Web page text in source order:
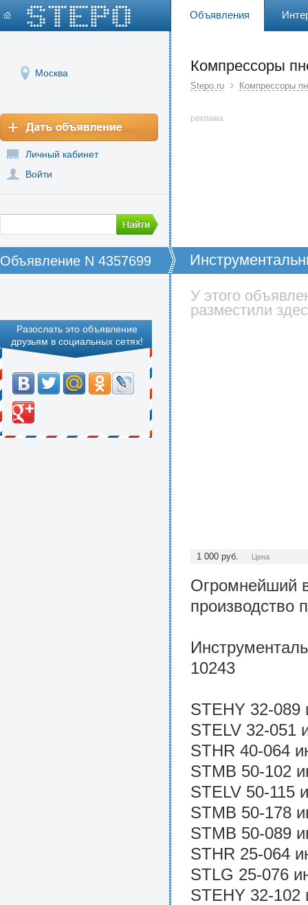
Объявления
Москва
Личный кабинет
Войти
Компрессоры
Stepo.ru Компрессоры
реклама
Объявление N 4357699
Разослать это объявление
друзьям в социальных сетях!
У этого
разместили
1 000 руб. Цена
Огромнейший
производство
10243
STEHY 32-089
STELV 32-051
STHR 40-064
STMB 50-102
STELV 50-115
STMB 50-178
STMB 50-089
STHR 25-064
STLG 25-076
STEHY 32-102